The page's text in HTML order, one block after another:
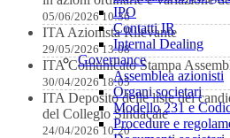
IPO
Contatti IR
Internal Dealing
Governance
Assemblea azionisti
Organi societari
Modello 231 e
Procedure e
05/06/2026 10:36
ITA Azionista Rilevante
29/05/2026 13:08
ITA Comunicato Stampa
30/04/2026 18:05
ITA Deposito delle liste dei
del Collegio Sindacale
24/04/2026 10:20